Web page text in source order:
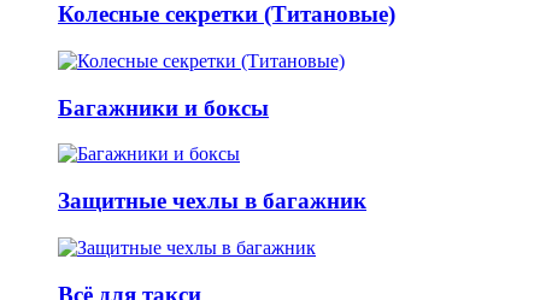
Колесные секретки (Титановые)
Багажники и боксы
Защитные чехлы в багажник
Всё для такси